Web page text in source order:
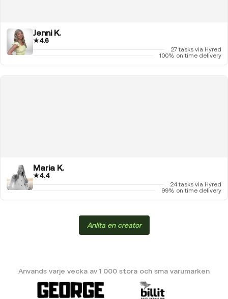
Jenni K.
★4.6
27 tasks via Hyred
100% on time delivery
Maria K.
★4.4
24 tasks via Hyred
99% on time delivery
Anlita en creator
Anvands varje vecka av 1 000 stora och sma varumarken